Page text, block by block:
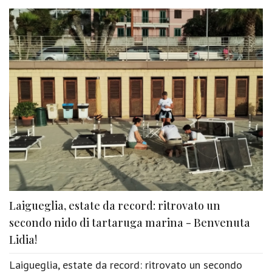
Laigueglia, estate da record: ritrovato un
secondo nido di tartaruga marina - Benvenuta
Lidia!
Laigueglia, estate da record: ritrovato un secondo